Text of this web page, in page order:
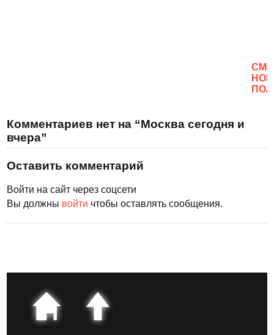
Комментариев нет на “Москва сегодня и
вчера”
Оставить комментарий
Войти на сайт через соцсети
Вы должны войти чтобы оставлять сообщения.